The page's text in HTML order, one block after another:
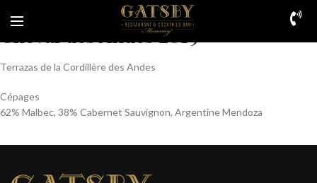
Cheval des Andes 2019
Terrazas de la Cordillère des Andes
Cépages
62% Malbec, 38% Cabernet Sauvignon, Argentine Mendoza